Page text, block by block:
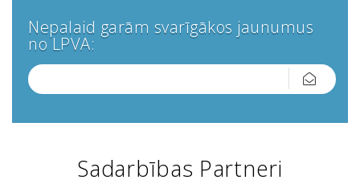
Nepalaid garām svarīgākos jaunumus
no LPVA:
Sadarbības Partneri